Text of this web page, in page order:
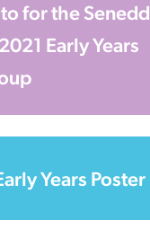
for the Senedd
Early Years
Years Poster